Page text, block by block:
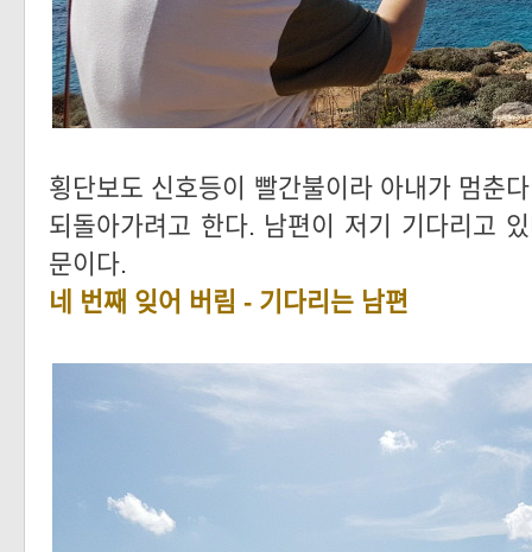
횡단보도 신호등이 빨간불이라 아내가 멈춘
되돌아가려고 한다. 남편이 저기 기다리고
문이다.
네 번째 잊어 버림 - 기다리는 남편